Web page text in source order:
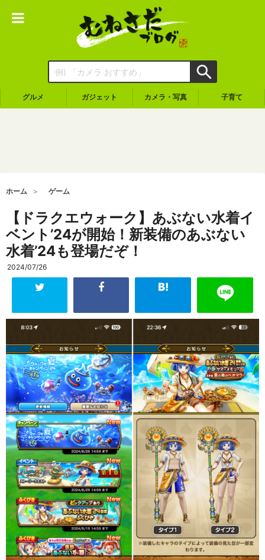
グルメ ガジェット カメラ・写真 子育て
ホーム ゲーム
【ドラクエウォーク】あぶない水着イ
ベント’24が開始！新装備のあぶない
水着’24も登場だぞ！
2024/07/26